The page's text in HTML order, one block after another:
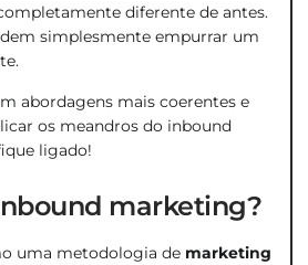
diferente de antes.
simplesmente empurrar um
abordagens mais coerentes e
os meandros do inbound
ligado!
marketing?
uma metodologia de marketing